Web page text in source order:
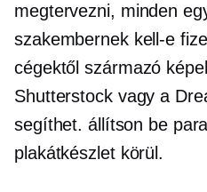
megtervezni, minden
szakembernek kell-e
cégektől származó
Shutterstock vagy a
segíthet. állítson be
plakátkészlet körül.